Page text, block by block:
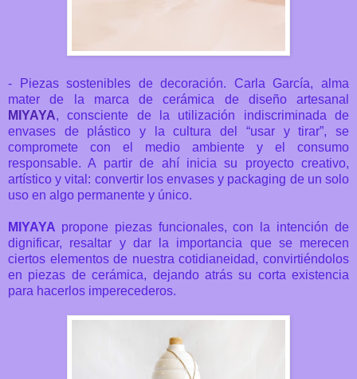
- Piezas sostenibles de decoración. Carla García, alma
mater de
la marca de cerámica de diseño artesanal
MIYAYA, consciente de la utilización indiscriminada de
envases de plástico y la cultura del “usar y tirar”, se
compromete con el medio ambiente y el consumo
responsable. A partir de ahí inicia su proyecto creativo,
artístico y vital: convertir los envases y packaging de un solo
uso en algo permanente y único.
MIYAYA propone piezas funcionales, con la intención de
dignificar, resaltar y dar la importancia que se merecen
ciertos elementos de nuestra cotidianeidad, convirtiéndolos
en piezas de cerámica, dejando atrás su corta existencia
para hacerlos imperecederos.